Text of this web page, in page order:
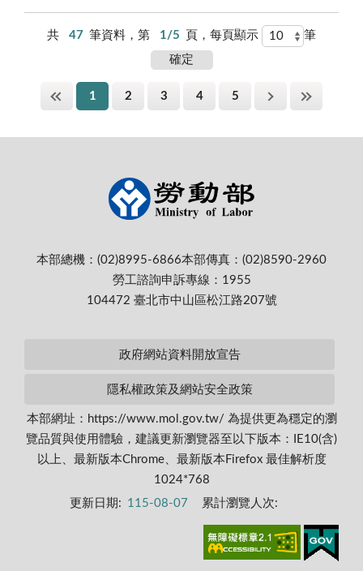
共 47 筆資料，第 1/5 頁，每頁顯示 筆
1 2 3 4 5
本部總機：(02)8995-6866本部傳真：(02)8590-2960
勞工諮詢申訴專線：1955
104472 臺北市中山區松江路207號
政府網站資料開放宣告
隱私權政策及網站安全政策
本部網址：https://www.mol.gov.tw/ 為提供更為穩定的瀏
覽品質與使用體驗，建議更新瀏覽器至以下版本：IE10(含)
以上、最新版本Chrome、最新版本Firefox 最佳解析度
1024*768
更新日期: 115-08-07 累計瀏覽人次: